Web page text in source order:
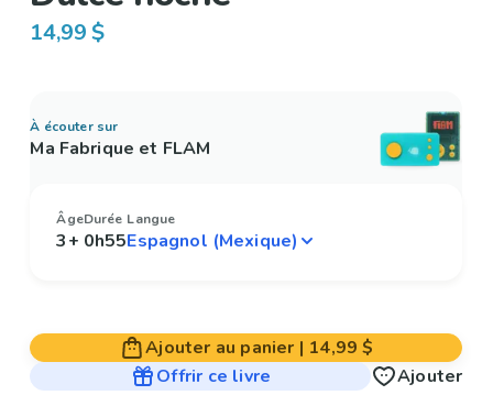
14,99 $
À écouter sur
Ma Fabrique et FLAM
Âge
3+
Durée
0h55
Langue
Ajouter au panier | 14,99 $
Offrir ce livre
Ajouter